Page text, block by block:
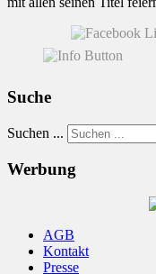
Suche
Suchen ...
Werbung
AGB
Kontakt
Presse